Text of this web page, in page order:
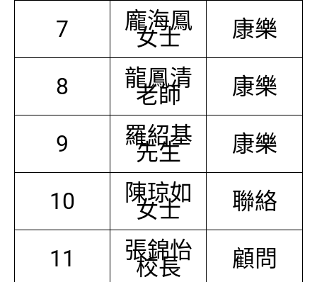
7 龐海鳳
女士 康樂
8 龍鳳清
老師 康樂
9 羅紹基
先生 康樂
10 陳琼如
女士 聯絡
11 張錦怡
校長 顧問